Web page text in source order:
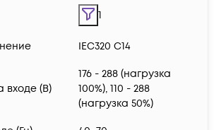
1
IEC320 C14
входе (В)
176 - 288 (нагрузка
100%), 110 - 288
(нагрузка 50%)